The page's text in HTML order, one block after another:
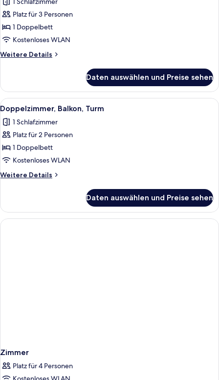
für
Doppelzimmer,
Balkon,
Turm
anzeigen
Platz für 3 Personen
1 Doppelbett
Kostenloses WLAN
Weitere Details
Weitere
Balkon,
Turm
Daten auswählen und Preise sehen
Alle
Fotos
für
Doppelzimmer,
Balkon,
Turm
anzeigen
Schreibtisch, laptopgeeigneter
5
Doppelzimmer, Balkon, Turm
1 Schlafzimmer
Platz für 2 Personen
1 Doppelbett
Kostenloses WLAN
Weitere Details
Weitere
Balkon,
Turm
Daten auswählen und Preise sehen
Zimmer
Platz für 4 Personen